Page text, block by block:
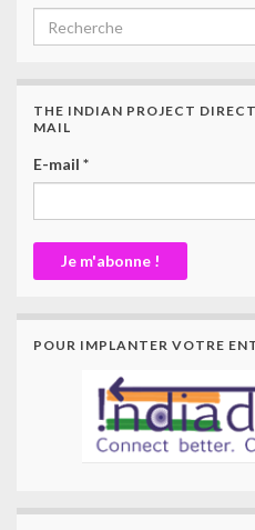
THE INDIAN PROJECT
MAIL
E-mail *
POUR IMPLANTER VOTRE